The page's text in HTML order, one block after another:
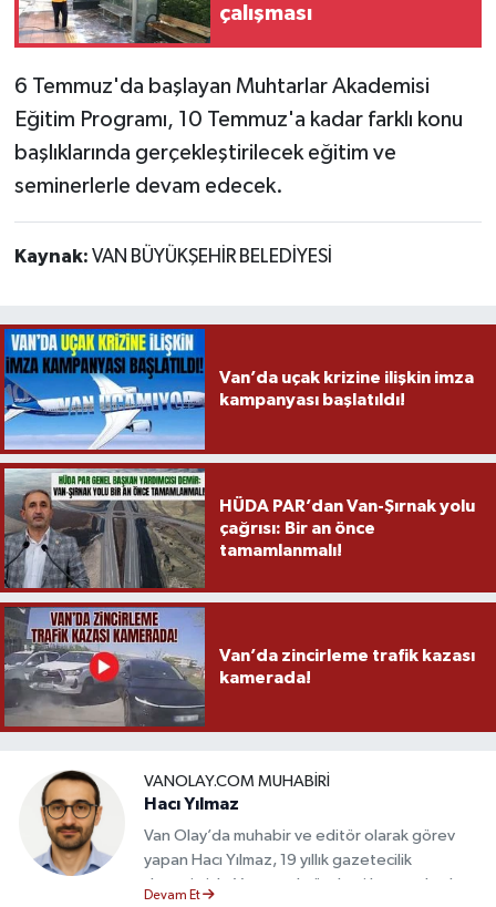
çalışması
6 Temmuz'da başlayan Muhtarlar Akademisi
Eğitim Programı, 10 Temmuz'a kadar farklı konu
başlıklarında gerçekleştirilecek eğitim ve
seminerlerle devam edecek.
Kaynak: VAN BÜYÜKŞEHİR BELEDİYESİ
Van’da uçak krizine ilişkin imza
kampanyası başlatıldı!
HÜDA PAR’dan Van-Şırnak yolu
çağrısı: Bir an önce
tamamlanmalı!
Van’da zincirleme trafik kazası
kamerada!
VANOLAY.COM MUHABIRI
Hacı Yılmaz
Van Olay’da muhabir ve editör olarak görev
yapan Hacı Yılmaz, 19 yıllık gazetecilik
deneyimiyle Van yerel gündemi başta olmak
Devam Et